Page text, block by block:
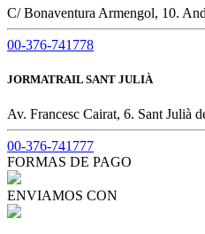
C/ Bonaventura Armengol, 10.
00-376-741778
JORMATRAIL SANT JULIÀ
Av. Francesc Cairat, 6. Sant Julià
00-376-741777
FORMAS DE PAGO
ENVIAMOS CON